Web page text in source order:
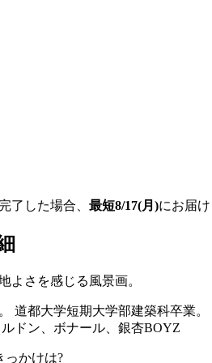
了した場合、 最短8/17(月)にお届
よさを感じる風景画。
道都大学短期大学部建築科卒業。
ドン、ボナール、銀杏BOYZ
っかけは?